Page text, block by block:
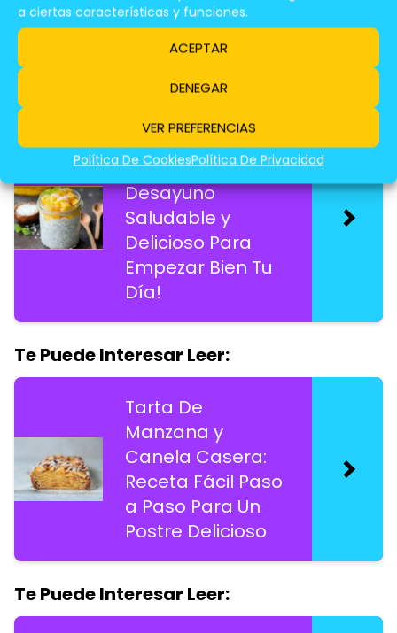
a ciertas características y funciones.
ACEPTAR
DENEGAR
VER PREFERENCIAS
Política De CookiesPolítica De Privacidad
Endulzar Tu Día
Te Puede Interesar Leer:
Pudín De Chía y
Mango: ¡Un
Desayuno
Saludable y
Delicioso Para
Empezar Bien Tu
Día!
Te Puede Interesar Leer:
Tarta De
Manzana y
Canela Casera:
Receta Fácil Paso
a Paso Para Un
Postre Delicioso
Te Puede Interesar Leer: